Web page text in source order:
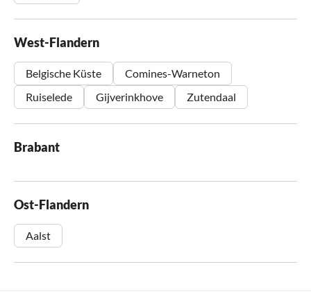
West-Flandern
Belgische Küste
Comines-Warneton
Ruiselede
Gijverinkhove Zutendaal
Brabant
Ost-Flandern
Aalst